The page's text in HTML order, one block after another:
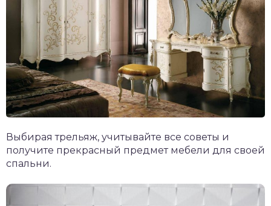
Выбирая трельяж, учитывайте все советы и
получите прекрасный предмет мебели для своей
спальни.